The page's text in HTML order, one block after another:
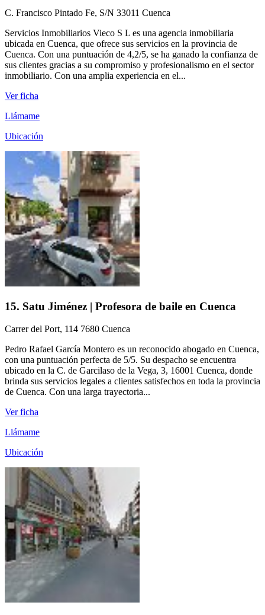
C. Francisco Pintado Fe, S/N 33011 Cuenca
Servicios Inmobiliarios Vieco S L es una agencia inmobiliaria
ubicada en Cuenca, que ofrece sus servicios en la provincia de
Cuenca. Con una puntuación de 4,2/5, se ha ganado la confianza de
sus clientes gracias a su compromiso y profesionalismo en el sector
inmobiliario. Con una amplia experiencia en el...
Ver ficha
Llámame
Ubicación
15. Satu Jiménez | Profesora de baile en Cuenca
Carrer del Port, 114 7680 Cuenca
Pedro Rafael García Montero es un reconocido abogado en Cuenca,
con una puntuación perfecta de 5/5. Su despacho se encuentra
ubicado en la C. de Garcilaso de la Vega, 3, 16001 Cuenca, donde
brinda sus servicios legales a clientes satisfechos en toda la provincia
de Cuenca. Con una larga trayectoria...
Ver ficha
Llámame
Ubicación